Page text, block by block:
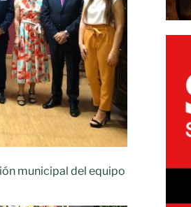
municipal del equipo